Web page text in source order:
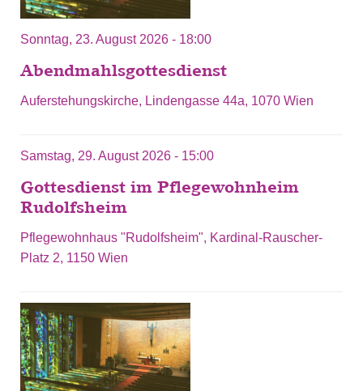
Sonntag, 23. August 2026 - 18:00
Abendmahlsgottesdienst
Auferstehungskirche, Lindengasse 44a, 1070 Wien
Samstag, 29. August 2026 - 15:00
Gottesdienst im Pflegewohnheim
Rudolfsheim
Pflegewohnhaus "Rudolfsheim", Kardinal-Rauscher-
Platz 2, 1150 Wien